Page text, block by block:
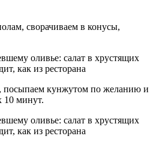
сворачиваем в конусы,
посыпаем кунжутом по желанию и
10 минут.